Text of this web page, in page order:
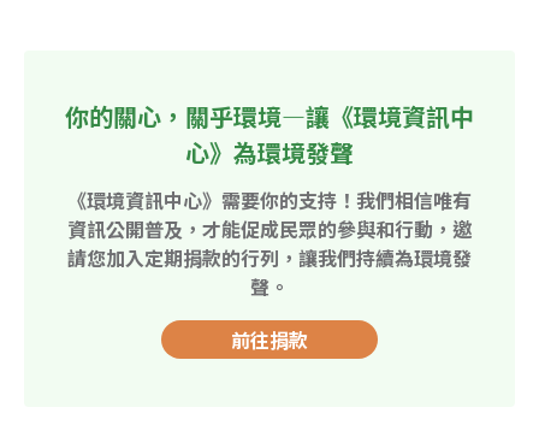
你的關心，關乎環境—讓《環境資訊中
心》為環境發聲
《環境資訊中心》需要你的支持！我們相信唯有
資訊公開普及，才能促成民眾的參與和行動，邀
請您加入定期捐款的行列，讓我們持續為環境發
聲。
前往捐款